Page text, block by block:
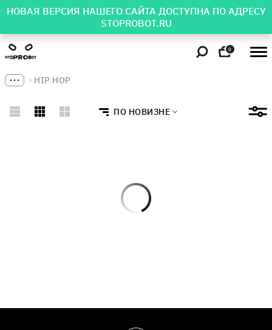
НОВАЯ ВЕРСИЯ НАШЕГО САЙТА ДОСТУПНА ПО АДРЕСУ
STOPROBOT.RU
0
HIP HOP
ПО НОВИЗНЕ